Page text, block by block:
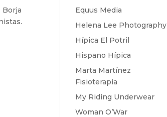
Borja
Equus Media
Helena Lee Photography
Hípica El Potril
Hispano Hípica
Marta Martínez
Fisioterapia
My Riding Underwear
Woman O’War